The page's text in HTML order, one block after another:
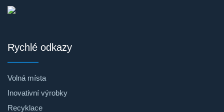
Rychlé odkazy
Volná místa
Inovativní výrobky
Recyklace